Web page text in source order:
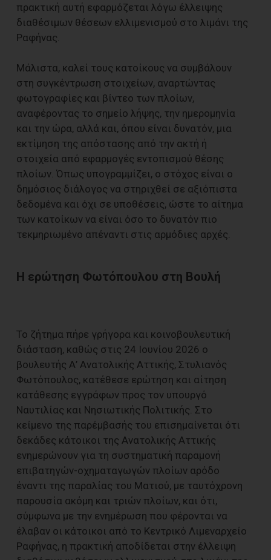
πρακτική αυτή εφαρμόζεται λόγω έλλειψης
διαθέσιμων θέσεων ελλιμενισμού στο λιμάνι της
Ραφήνας.
Μάλιστα, καλεί τους κατοίκους να συμβάλουν
στη συγκέντρωση στοιχείων, αναρτώντας
φωτογραφίες και βίντεο των πλοίων,
αναφέροντας το σημείο λήψης, την ημερομηνία
και την ώρα, αλλά και, όπου είναι δυνατόν, μια
εκτίμηση της απόστασης από την ακτή ή
στοιχεία από εφαρμογές εντοπισμού θέσης
πλοίων. Όπως υπογραμμίζει, ο στόχος είναι ο
δημόσιος διάλογος να στηριχθεί σε αξιόπιστα
δεδομένα και όχι σε υποθέσεις, ώστε το αίτημα
των κατοίκων να είναι όσο το δυνατόν πιο
τεκμηριωμένο απέναντι στις αρμόδιες αρχές.
Η ερώτηση Φωτόπουλου στη Βουλή
Το ζήτημα πήρε γρήγορα και κοινοβουλευτική
διάσταση, καθώς στις 24 Ιουνίου 2026 ο
βουλευτής Α’ Ανατολικής Αττικής, Στυλιανός
Φωτόπουλος, κατέθεσε ερώτηση και αίτηση
κατάθεσης εγγράφων προς τον υπουργό
Ναυτιλίας και Νησιωτικής Πολιτικής. Στο
κείμενο της παρέμβασής του επισημαίνεται ότι
δεκάδες κάτοικοι της Ανατολικής Αττικής
ενημερώνουν για τη συστηματική παραμονή
επιβατηγών-οχηματαγωγών πλοίων αρόδο
έναντι της παραλίας του Ματιού, με ταυτόχρονη
παρουσία ακόμη και τριών πλοίων, και ότι,
σύμφωνα με την ενημέρωση που φέρονται να
έλαβαν οι κάτοικοι από το Κεντρικό Λιμεναρχείο
Ραφήνας, η πρακτική αποδίδεται στην έλλειψη